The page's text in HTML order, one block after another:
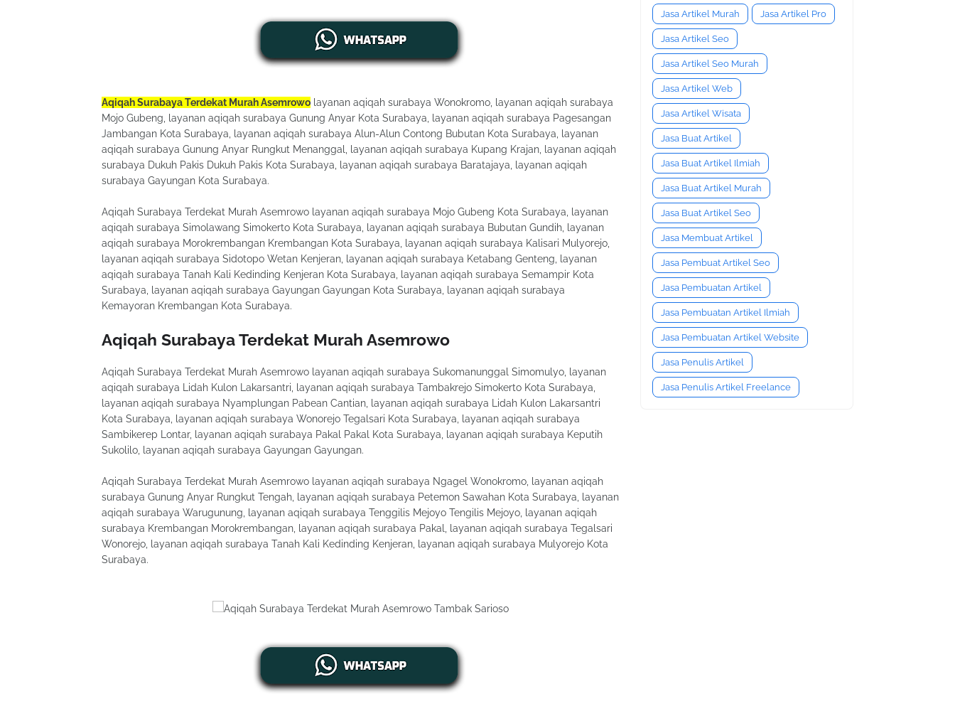
Aqiqah Surabaya Terdekat Murah Asemrowo layanan aqiqah surabaya Wonokromo, layanan aqiqah surabaya
Mojo Gubeng, layanan aqiqah surabaya Gunung Anyar Kota Surabaya, layanan aqiqah surabaya Pagesangan
Jambangan Kota Surabaya, layanan aqiqah surabaya Alun-Alun Contong Bubutan Kota Surabaya, layanan
aqiqah surabaya Gunung Anyar Rungkut Menanggal, layanan aqiqah surabaya Kupang Krajan, layanan aqiqah
surabaya Dukuh Pakis Dukuh Pakis Kota Surabaya, layanan aqiqah surabaya Baratajaya, layanan aqiqah
surabaya Gayungan Kota Surabaya.
Aqiqah Surabaya Terdekat Murah Asemrowo layanan aqiqah surabaya Mojo Gubeng Kota Surabaya, layanan
aqiqah surabaya Simolawang Simokerto Kota Surabaya, layanan aqiqah surabaya Bubutan Gundih, layanan
aqiqah surabaya Morokrembangan Krembangan Kota Surabaya, layanan aqiqah surabaya Kalisari Mulyorejo,
layanan aqiqah surabaya Sidotopo Wetan Kenjeran, layanan aqiqah surabaya Ketabang Genteng, layanan
aqiqah surabaya Tanah Kali Kedinding Kenjeran Kota Surabaya, layanan aqiqah surabaya Semampir Kota
Surabaya, layanan aqiqah surabaya Gayungan Gayungan Kota Surabaya, layanan aqiqah surabaya
Kemayoran Krembangan Kota Surabaya.
Aqiqah Surabaya Terdekat Murah Asemrowo
Aqiqah Surabaya Terdekat Murah Asemrowo layanan aqiqah surabaya Sukomanunggal Simomulyo, layanan
aqiqah surabaya Lidah Kulon Lakarsantri, layanan aqiqah surabaya Tambakrejo Simokerto Kota Surabaya,
layanan aqiqah surabaya Nyamplungan Pabean Cantian, layanan aqiqah surabaya Lidah Kulon Lakarsantri
Kota Surabaya, layanan aqiqah surabaya Wonorejo Tegalsari Kota Surabaya, layanan aqiqah surabaya
Sambikerep Lontar, layanan aqiqah surabaya Pakal Pakal Kota Surabaya, layanan aqiqah surabaya Keputih
Sukolilo, layanan aqiqah surabaya Gayungan Gayungan.
Aqiqah Surabaya Terdekat Murah Asemrowo layanan aqiqah surabaya Ngagel Wonokromo, layanan aqiqah
surabaya Gunung Anyar Rungkut Tengah, layanan aqiqah surabaya Petemon Sawahan Kota Surabaya, layanan
aqiqah surabaya Warugunung, layanan aqiqah surabaya Tenggilis Mejoyo Tengilis Mejoyo, layanan aqiqah
surabaya Krembangan Morokrembangan, layanan aqiqah surabaya Pakal, layanan aqiqah surabaya Tegalsari
Wonorejo, layanan aqiqah surabaya Tanah Kali Kedinding Kenjeran, layanan aqiqah surabaya Mulyorejo Kota
Surabaya.
Jasa Artikel Murah Jasa Artikel Pro
Jasa Artikel Seo
Jasa Artikel Seo Murah
Jasa Artikel Web
Jasa Artikel Wisata
Jasa Buat Artikel
Jasa Buat Artikel Ilmiah
Jasa Buat Artikel Murah
Jasa Buat Artikel Seo
Jasa Membuat Artikel
Jasa Pembuat Artikel Seo
Jasa Pembuatan Artikel
Jasa Pembuatan Artikel Ilmiah
Jasa Pembuatan Artikel Website
Jasa Penulis Artikel
Jasa Penulis Artikel Freelance